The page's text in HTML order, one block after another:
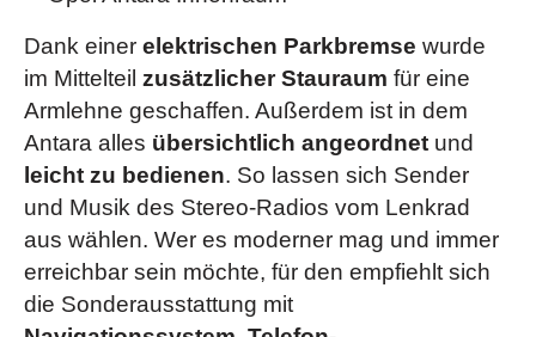
Stereo-Radio CD 40 USB(inkl.
Lenkradfernbedienung und Graphic Info Display,
Freisprecheinrichtung mittels Mobiltelefon-kompatibler
Bluetooth ® -Schnittstelle)
Serienmäßige Sicherheitssystem(siehe Sicherheit
Türeinstiegsleisten verchromt und beleuchtet(ab
"Cosmo")
Umgebungsausleuchtung
Zentralverriegelunginkl. Funkfernbedienung und
kompatibler Bluetooth ® -Schnittstelle)
Sicherheitssysteme(siehe Sicherheit)
TOUCH & CONNECT Europa Navi(5“ Farbdisplay,
Mobiltelefon-Vorbereitung, inkl. BluetoothTM-Schnittstelle
und Freisprecheinrichtung, Navigation: SD-Card-
gestütztes Navigationssystem mit Kartendarstellung in 2D
und 3D, CD Laufwerk MP3/WMA-tauglich, USB-
Schnittstelle)
Verschiedene Lederausstattungen
Xenon-Scheinwerfer mit Scheinwerfer-
Dank einer elektrischen Parkbremse wurde
im Mittelteil zusätzlicher Stauraum für eine
Armlehne geschaffen. Außerdem ist in dem
Antara alles übersichtlich angeordnet und
leicht zu bedienen. So lassen sich Sender
und Musik des Stereo-Radios vom Lenkrad
aus wählen. Wer es moderner mag und immer
erreichbar sein möchte, für den empfiehlt sich
die Sonderausstattung mit